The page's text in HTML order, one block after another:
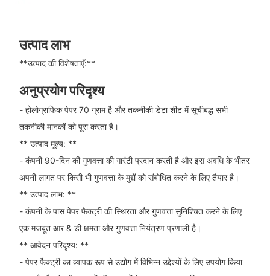
उत्पाद लाभ
**उत्पाद की विशेषताएँ:**
अनुप्रयोग परिदृश्य
- होलोग्राफिक पेपर 70 ग्राम है और तकनीकी डेटा शीट में सूचीबद्ध सभी
तकनीकी मानकों को पूरा करता है।
** उत्पाद मूल्य: **
- कंपनी 90-दिन की गुणवत्ता की गारंटी प्रदान करती है और इस अवधि के भीतर
अपनी लागत पर किसी भी गुणवत्ता के मुद्दों को संबोधित करने के लिए तैयार है।
** उत्पाद लाभ: **
- कंपनी के पास पेपर फैक्ट्री की स्थिरता और गुणवत्ता सुनिश्चित करने के लिए
एक मजबूत आर & डी क्षमता और गुणवत्ता नियंत्रण प्रणाली है।
** आवेदन परिदृश्य: **
- पेपर फैक्ट्री का व्यापक रूप से उद्योग में विभिन्न उद्देश्यों के लिए उपयोग किया